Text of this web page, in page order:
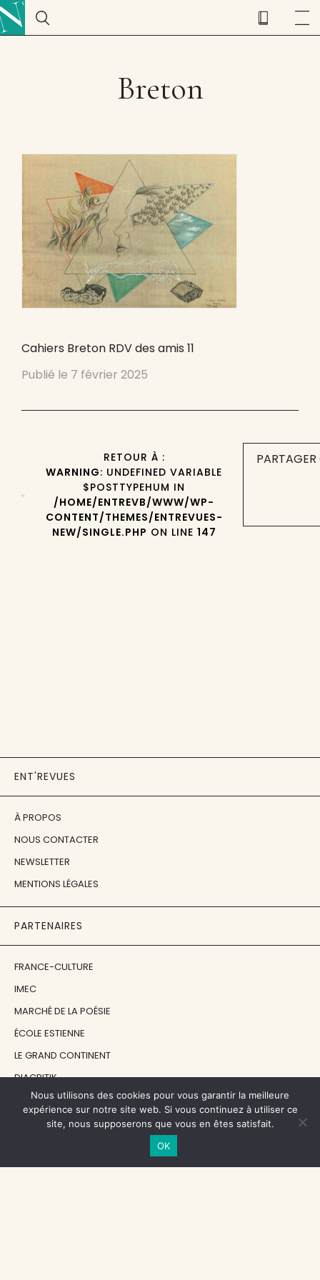
Breton
Cahiers Breton RDV des amis 11
Publié le 7 février 2025
RETOUR À :
WARNING: UNDEFINED VARIABLE
$POSTTYPEHUM IN
/HOME/ENTREVB/WWW/WP-
CONTENT/THEMES/ENTREVUES-
NEW/SINGLE.PHP ON LINE 147
ENT'REVUES
À PROPOS
NOUS CONTACTER
NEWSLETTER
MENTIONS LÉGALES
PARTENAIRES
FRANCE-CULTURE
IMEC
MARCHÉ DE LA POÉSIE
ÉCOLE ESTIENNE
LE GRAND CONTINENT
DIACRITIK
EN ATTENDANT NADEAU
Nous utilisons des cookies pour vous garantir la meilleure
expérience sur notre site web. Si vous continuez à utiliser ce
site, nous supposerons que vous en êtes satisfait.
OK